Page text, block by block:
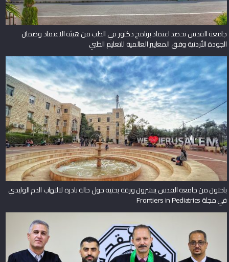
جامعة القدس تحصد اعتماد برنامج دكتور في الطب من هيئة الاعتماد وضمان
الجودة الأردنية وفق المعايير العالمية للتعليم الطبي
باحثون من جامعة القدس ينشرون ورقة بحثية حول حالة نادرة لالتهاب الدم الوليدي
في مجلة Frontiers in Pediatrics